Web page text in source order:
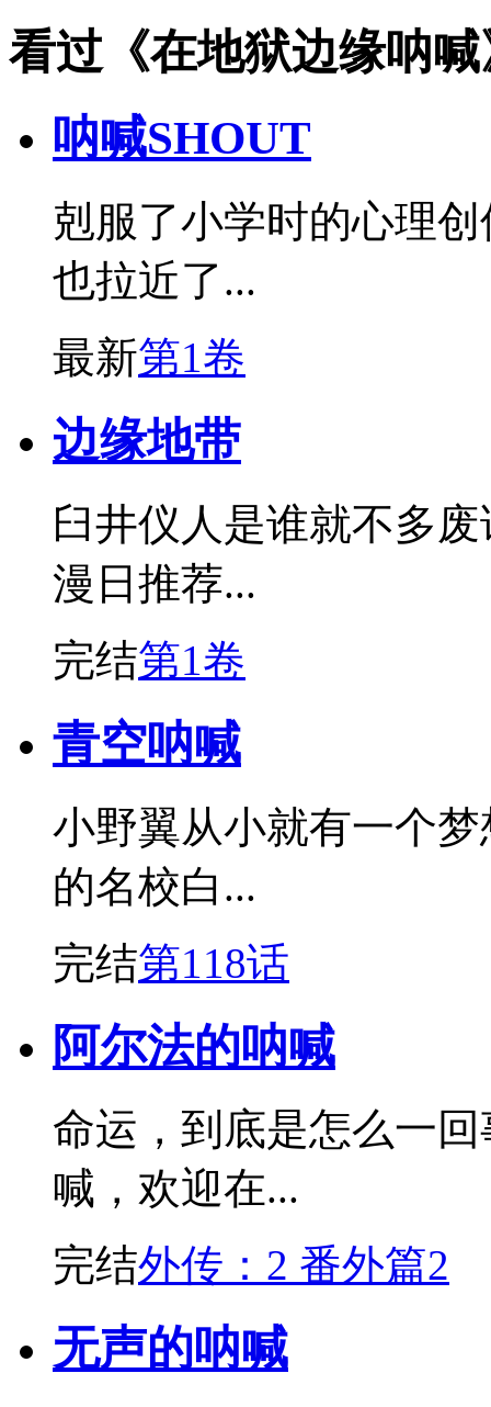
看过《在地狱边缘呐
呐喊SHOUT
剋服了小学时的心理
也拉近了...
最新第1卷
边缘地带
臼井仪人是谁就不多
漫日推荐...
完结第1卷
青空呐喊
小野翼从小就有一个
的名校白...
完结第118话
阿尔法的呐喊
命运，到底是怎么一
喊，欢迎在...
完结外传：2 番外篇2
无声的呐喊